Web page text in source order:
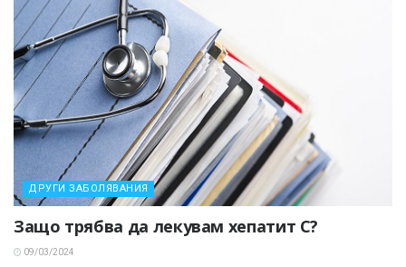
ДРУГИ ЗАБОЛЯВАНИЯ
Защо трябва да лекувам хепатит С?
09/03/2024